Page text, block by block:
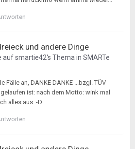
und andere Dinge
aufsmartie42's Thema in SMARTe
Fälle an, DANKE DANKE ...bzgl. TÜV
ist: nach dem Motto: wink mal
alles aus :-D